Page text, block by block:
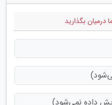
درمیان بگذارید